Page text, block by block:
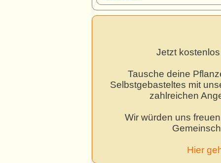
Jetzt
Tausche deine
Selbstgebasteltes mit
zahlreichen
Wir würden uns
Hier